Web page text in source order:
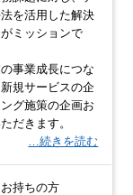
を活用した解決
ミッションで
事業成長につな
規サービスの企
グ施策の企画お
だきます。
…続きを読む
持ちの方